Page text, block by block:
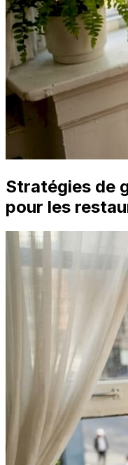
Stratégies de
pour les